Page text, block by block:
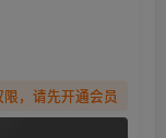
，请先开通会员